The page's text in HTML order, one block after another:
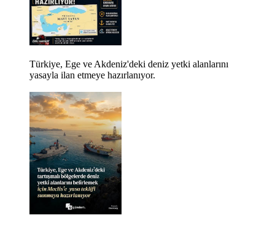
Türkiye, Ege ve Akdeniz'deki deniz yetki alanlarını
yasayla ilan etmeye hazırlanıyor.